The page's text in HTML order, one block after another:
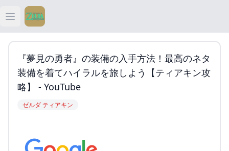
Open main menu
ティアキン
ティアキン 祠
『夢見の勇者』の装備の入手方法！最高のネタ
装備を着てハイラルを旅しよう【ティアキン攻
略】 - YouTube
ゼルダ ティアキン